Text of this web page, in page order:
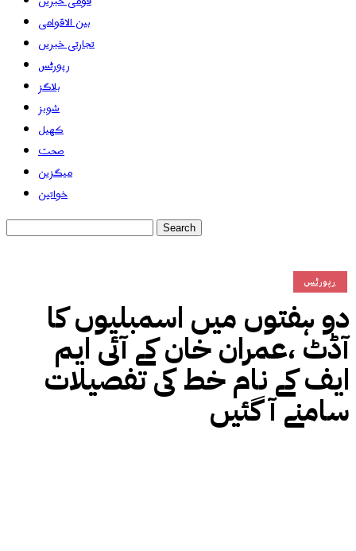
بین الاقوامی
تجارتی خبریں
رپورٹس
بلاگز
شوبز
کھیل
صحت
میگزین
خواتین
رپورٹس
دو ہفتوں میں اسمبلیوں کا
آڈٹ ،عمران خان کے آئی ایم
ایف کے نام خط کی تفصیلات
سامنے آ گئیں